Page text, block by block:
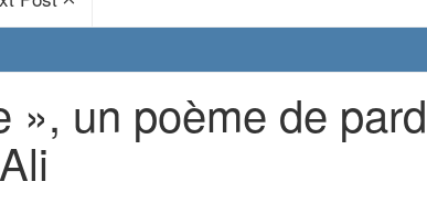
», un poème de